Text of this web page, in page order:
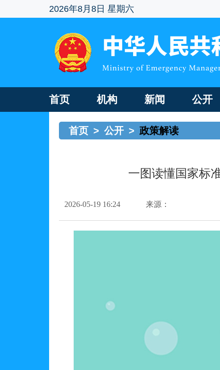
2026年8月8日 星期六
首页 机构 新闻 公开
首页 > 公开 > 政策解读
一图读懂国家标
2026-05-19 16:24 来源：